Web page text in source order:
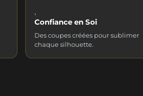
Confiance en Soi
Des coupes créées pour sublimer
chaque silhouette.